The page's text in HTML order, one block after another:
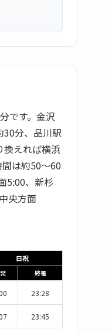
です。金沢
30分、品川駅
換えれば横浜
は約50〜60
5:00、新杉
央方面
日祝
終電
23:28
23:45